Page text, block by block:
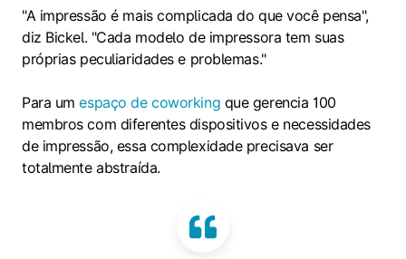
"A impressão é mais complicada do que você pensa",
diz Bickel. "Cada modelo de impressora tem suas
próprias peculiaridades e problemas."
Para umespaço de coworking que gerencia 100
membros com diferentes dispositivos e necessidades
de impressão, essa complexidade precisava ser
totalmente abstraída.